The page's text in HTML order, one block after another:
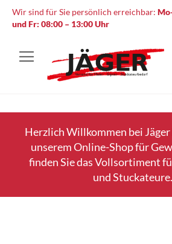
Wir sind für Sie persönlich erreichbar:
und Fr: 08:00 – 13:00 Uhr
Herzlich Willkommen bei
unserem Online-Shop für
finden Sie das Vollsortiment
und Stuckateure.